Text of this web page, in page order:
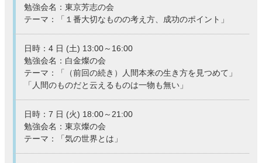
勉強会名：東京芳志の会
テーマ：「１番大切なものの考え方、成功のポイント」
日時：4 日 (土) 13:00～16:00
勉強会名：白金燦の会
テーマ：「（前回の続き）人間本来の生き方を見つめて」
「人間のものだと云えるものは一物も無い」
日時：7 日 (火) 18:00～21:00
勉強会名：東京燦の会
テーマ：「気の世界とは」